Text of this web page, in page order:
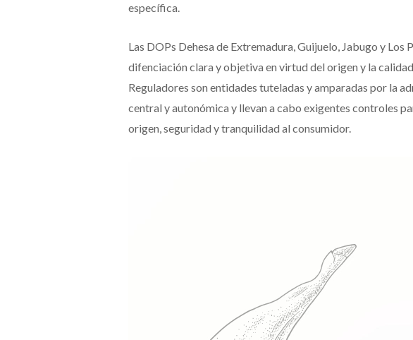
específica.
Las DOPs Dehesa de Extremadura, Guijuelo, Jabugo y Los
difenciación clara y objetiva en virtud del origen y la
Reguladores son entidades tuteladas y amparadas por la
central y autonómica y llevan a cabo exigentes controles
origen, seguridad y tranquilidad al consumidor.